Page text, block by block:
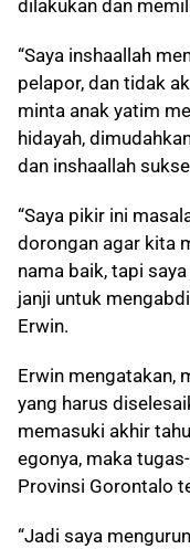
dilakukan dan
“Saya inshaallah
pelapor, dan tidak
minta anak yatim
hidayah,
dan inshaallah
“Saya pikir ini
dorongan agar kita
nama baik, tapi
janji untuk
Erwin.
Erwin mengatakan,
yang harus
memasuki akhir
egonya, maka
Provinsi Gorontalo
“Jadi saya